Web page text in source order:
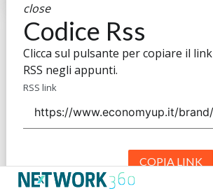
close
Codice Rss
Clicca sul pulsante per copiare il link
RSS negli appunti.
RSS link
COPIA LINK